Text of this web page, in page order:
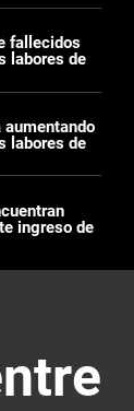
fallecidos
labores de
labores de
ingreso de